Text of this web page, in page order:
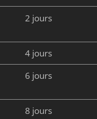
2 jours
4 jours
6 jours
8 jours